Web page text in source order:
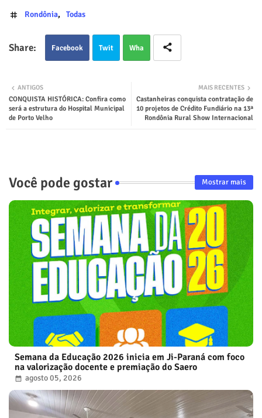
Rondônia Todas
Facebook Twit Wha
p
MAIS RECENTES
Castanheiras conquista contratação de
10 projetos de Crédito Fundiário na 13ª
Rondônia Rural Show Internacional
ANTIGOS
CONQUISTA HISTÓRICA: Confira como
será a estrutura do Hospital Municipal
de Porto Velho
Você pode gostar Mostrar mais
Semana da Educação 2026 inicia em Ji-Paraná com foco
na valorização docente e premiação do Saero
agosto 05, 2026